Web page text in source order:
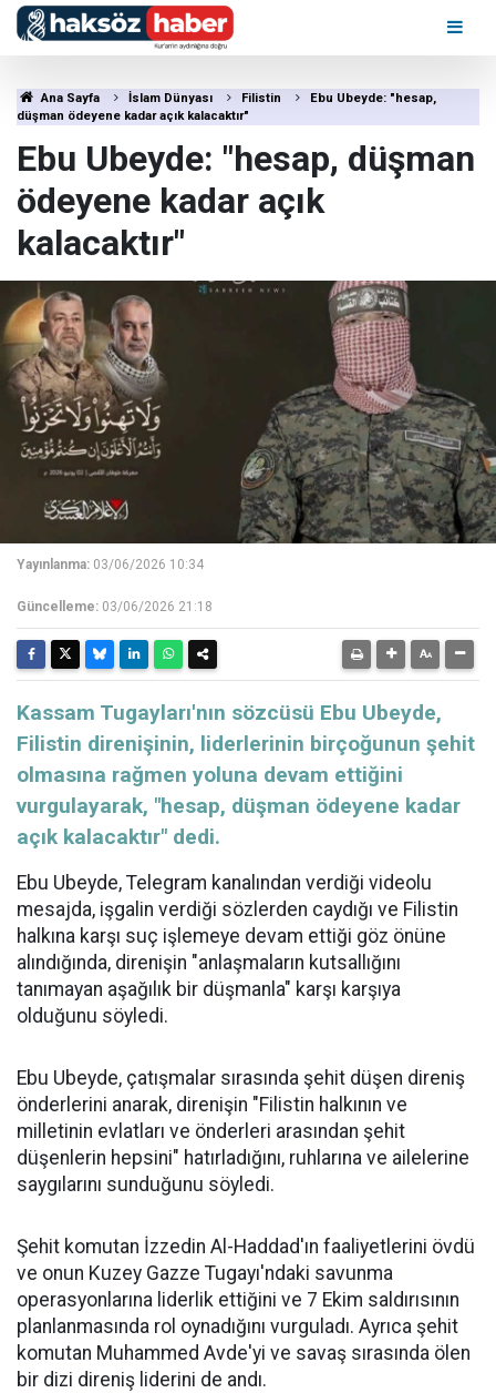
Ana Sayfa İslam Dünyası Filistin
Ebu Ubeyde: "hesap,
düşman ödeyene kadar açık kalacaktır"
Ebu Ubeyde: "hesap, düşman
ödeyene kadar açık
kalacaktır"
Yayınlanma: 03/06/2026 10:34
Güncelleme: 03/06/2026 21:18
Kassam Tugayları'nın sözcüsü Ebu Ubeyde,
Filistin direnişinin, liderlerinin birçoğunun şehit
olmasına rağmen yoluna devam ettiğini
vurgulayarak, "hesap, düşman ödeyene kadar
açık kalacaktır" dedi.
Ebu Ubeyde, Telegram kanalından verdiği videolu
mesajda, işgalin verdiği sözlerden caydığı ve Filistin
halkına karşı suç işlemeye devam ettiği göz önüne
alındığında, direnişin "anlaşmaların kutsallığını
tanımayan aşağılık bir düşmanla" karşı karşıya
olduğunu söyledi.
Ebu Ubeyde, çatışmalar sırasında şehit düşen direniş
önderlerini anarak, direnişin "Filistin halkının ve
milletinin evlatları ve önderleri arasından şehit
düşenlerin hepsini" hatırladığını, ruhlarına ve ailelerine
saygılarını sunduğunu söyledi.
Şehit komutan İzzedin Al-Haddad'ın faaliyetlerini övdü
ve onun Kuzey Gazze Tugayı'ndaki savunma
operasyonlarına liderlik ettiğini ve 7 Ekim saldırısının
planlanmasında rol oynadığını vurguladı. Ayrıca şehit
komutan Muhammed Avde'yi ve savaş sırasında ölen
bir dizi direniş liderini de andı.